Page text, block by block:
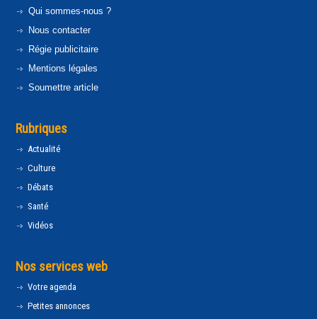
Qui sommes-nous ?
Nous contacter
Régie publicitaire
Mentions légales
Soumettre article
Rubriques
Actualité
Culture
Débats
Santé
Vidéos
Nos services web
Votre agenda
Petites annonces